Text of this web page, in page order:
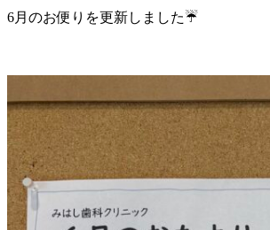
6月のお便りを更新しました☔